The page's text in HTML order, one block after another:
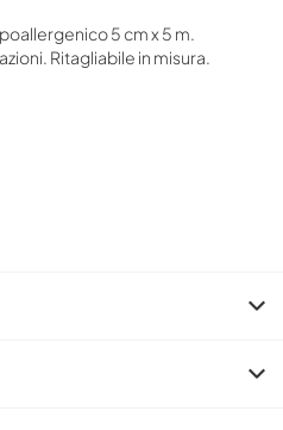
5 cm x 5 m.
Ritagliabile in misura.